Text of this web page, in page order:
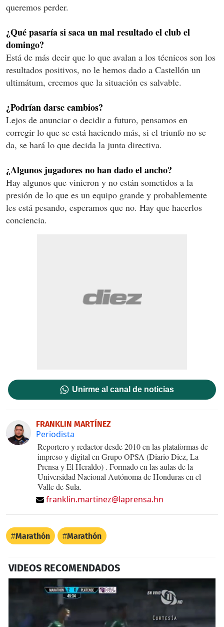
queremos perder.
¿Qué pasaría si saca un mal resultado el club el
domingo?
Está de más decir que lo que avalan a los técnicos son los
resultados positivos, no le hemos dado a Castellón un
ultimátum, creemos que la situación es salvable.
¿Podrían darse cambios?
Lejos de anunciar o decidir a futuro, pensamos en
corregir lo que se está haciendo más, si el triunfo no se
da, se hará lo que decida la junta directiva.
¿Algunos jugadores no han dado el ancho?
Hay algunos que vinieron y no están sometidos a la
presión de lo que es un equipo grande y probablemente
les está pesando, esperamos que no. Hay que hacerlos
conciencia.
Unirme al canal de noticias
FRANKLIN MARTÍNEZ
Periodista
Reportero y redactor desde 2010 en las plataformas de
impreso y digital en Grupo OPSA (Diario Diez, La
Prensa y El Heraldo) . Formado en las aulas de la
Universidad Nacional Autónoma de Honduras en el
Valle de Sula.
franklin.martinez@laprensa.hn
Marathón Marathón
VIDEOS RECOMENDADOS